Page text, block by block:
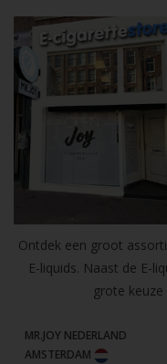
Ontdek een groot
E-liquids. Naast de E-
grote
MR.JOY NEDERLAND
AMSTERDAM